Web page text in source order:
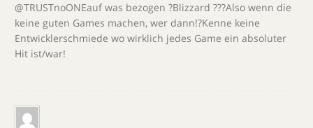
@TRUSTnoONEauf was bezogen ?Blizzard ???Also wenn die
keine guten Games machen, wer dann!?Kenne keine
Entwicklerschmiede wo wirklich jedes Game ein absoluter
Hit ist/war!